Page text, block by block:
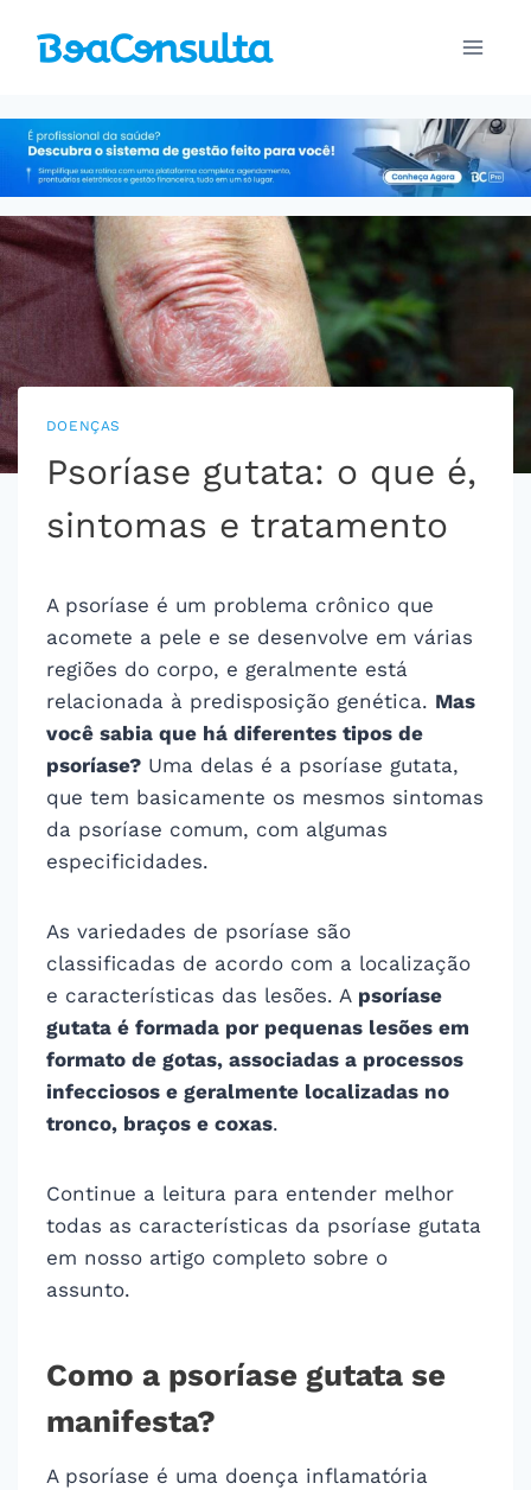
para
DOENÇAS
Psoríase gutata: o que é,
sintomas e tratamento
A psoríase é um problema crônico que
acomete a pele e se desenvolve em várias
regiões do corpo, e geralmente está
relacionada à predisposição genética. Mas
você sabia que há diferentes tipos de
psoríase?Uma delas é a psoríase gutata,
que tem basicamente os mesmos sintomas
da psoríase comum, com algumas
especificidades.
As variedades de psoríase são
classificadas de acordo com a localização
e características das lesões. Apsoríase
gutata é formada por pequenas lesões em
formato de gotas, associadas a processos
infecciosos e geralmente localizadas no
tronco, braços e coxas.
Continue a leitura para entender melhor
todas as características da psoríase gutata
em nosso artigo completo sobre o
assunto.
Como a psoríase gutata se
manifesta?
A psoríase é uma doença inflamatória